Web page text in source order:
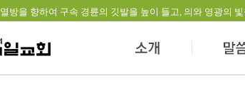
열방을 향하여 구속 경륜의 깃발을 높이 들고, 의와 영광의